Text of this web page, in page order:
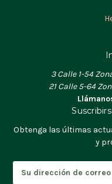
3 Calle 1-54
21 Calle 5-64
Obtenga las últimas
y